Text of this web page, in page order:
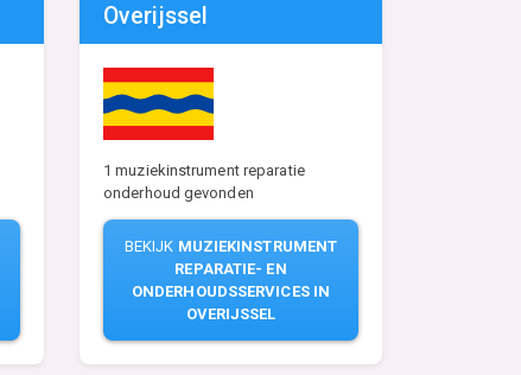
Overijssel
1 muziekinstrument reparatie
onderhoud gevonden
BEKIJK MUZIEKINSTRUMENT
REPARATIE- EN
ONDERHOUDSSERVICES IN
OVERIJSSEL